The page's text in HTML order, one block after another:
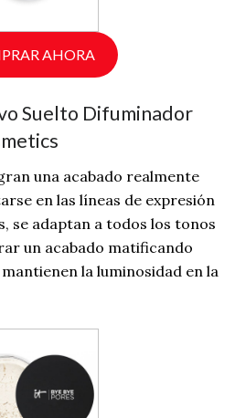
AHORA
Suelto Difuminador
una acabado realmente
en las líneas de expresión
se adaptan a todos los tonos
un acabado matificando
la luminosidad en la